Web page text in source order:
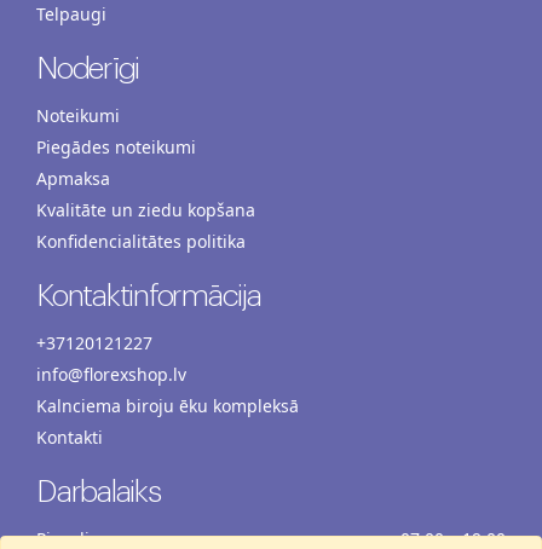
Telpaugi
Noderīgi
Noteikumi
Piegādes noteikumi
Apmaksa
Kvalitāte un ziedu kopšana
Konfidencialitātes politika
Kontaktinformācija
+37120121227
info@florexshop.lv
Kalnciema biroju ēku kompleksā
Kontakti
Darbalaiks
Pirmdiena 07:00 – 19:00